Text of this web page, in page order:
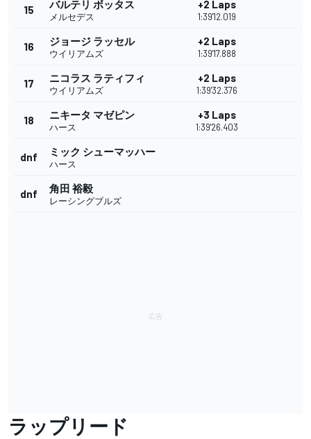
15 バルテリ ボッタス
メルセデス
+2 Laps
1:39'12.019
16 ジョージ ラッセル
ウイリアムズ
+2 Laps
1:39'17.888
17 ニコラス ラティフィ
ウイリアムズ
+2 Laps
1:39'32.376
18 ニキータ マゼピン
ハース
+3 Laps
1:39'26.403
dnf ミック シューマッハー
ハース
dnf 角田 裕毅
レーシングブルズ
ラップリード